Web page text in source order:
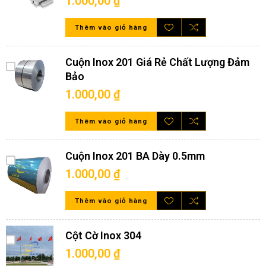
tóc kéo dài theo chiều dài của cuộn tôn.
Khác với bề mặt No4 cùng là bề mặt xước; song đường xước của
No4 ngắn hơn rất nhiều so với HL. Vậy nên tùy vào ứng dụng
Thêm vào giỏ hàng
Cuộn Inox 201 Giá Rẻ Chất Lượng Đảm
Bảo
1.000,00 ₫
Thêm vào giỏ hàng
Cuộn Inox 201 BA Dày 0.5mm
1.000,00 ₫
Thêm vào giỏ hàng
Cột Cờ Inox 304
1.000,00 ₫